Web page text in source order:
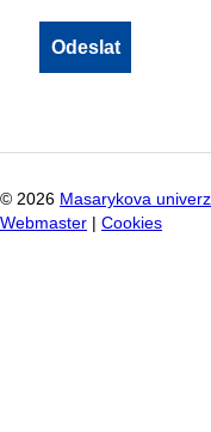
© 2026 Masarykova
Webmaster
Cookies